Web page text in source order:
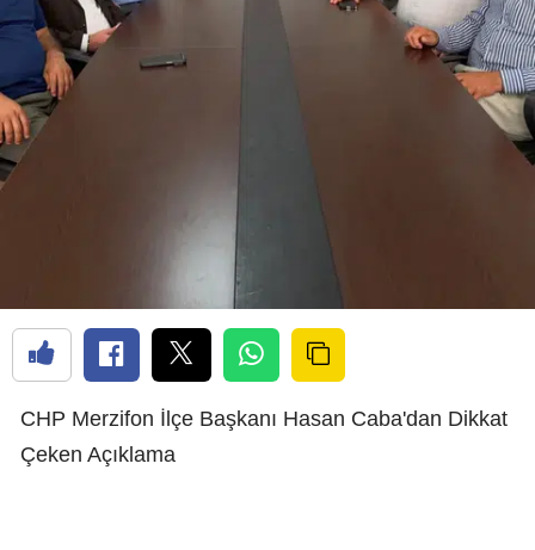
CHP Merzifon İlçe Başkanı Hasan Caba'dan Dikkat
Çeken Açıklama